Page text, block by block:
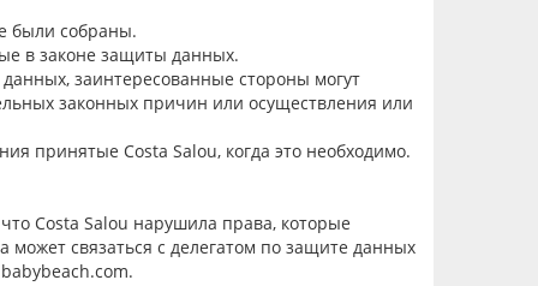
были собраны.
в законе защиты данных.
данных, заинтересованные стороны могут
законных причин или осуществления или
принятые Costa Salou, когда это необходимо.
Costa Salou нарушила права, которые
связаться с делегатом по защите данных